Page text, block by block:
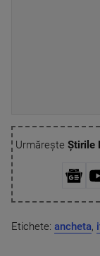
Urmărește Știrile
Etichete: ancheta,